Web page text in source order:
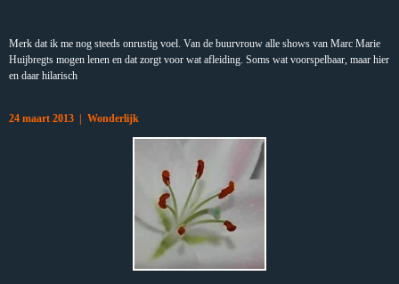
Merk dat ik me nog steeds onrustig voel. Van de buurvrouw alle shows van Marc Marie
Huijbregts mogen lenen en dat zorgt voor wat afleiding. Soms wat voorspelbaar, maar hier
en daar hilarisch
24 maart 2013 | Wonderlijk